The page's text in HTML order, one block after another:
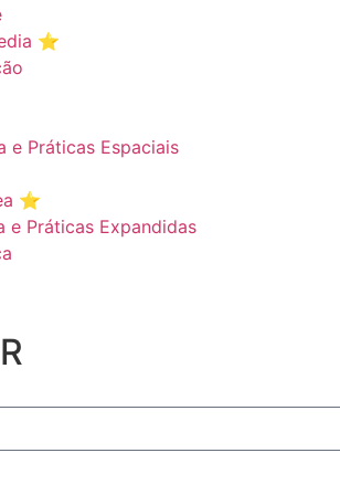
⭐️
e Práticas Espaciais
⭐️
e Práticas Expandidas